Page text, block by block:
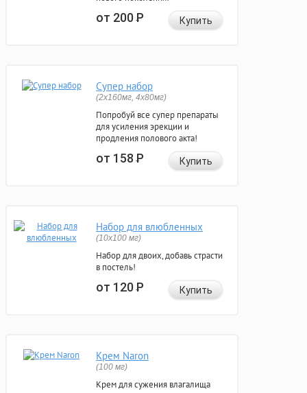
от 200Р Купить
Супер набор
(2х160мг, 4х80мг)
Попробуй все супер препараты
для усиления эрекции и
продления полового акта!
от 158Р Купить
Набор для влюбленных
(10х100 мг)
Набор для двоих, добавь страсти
в постель!
от 120Р Купить
Крем Naron
(100 мг)
Крем для сужения влагалища